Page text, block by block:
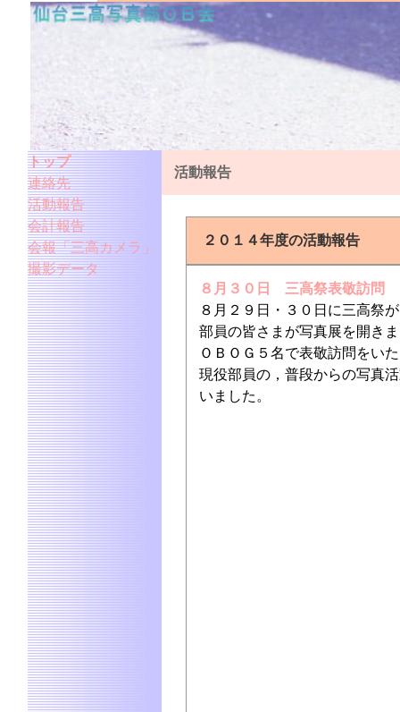
トップ
連絡先
活動報告
会計報告
会報「三高カメラ」
撮影データ
活動報告
２０１４年度の活動報告
８月３０日 三高祭表敬訪問
８月２９日・３０日に三高祭
部員の皆さまが写真展を開き
ＯＢＯＧ５名で表敬訪問をい
現役部員の，普段からの写真
いました。